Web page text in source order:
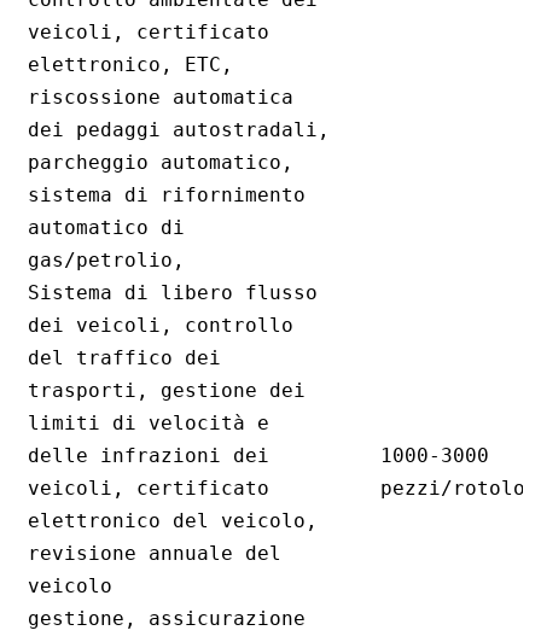
veicoli, certificato
elettronico, ETC,
riscossione automatica
dei pedaggi autostradali,
parcheggio automatico,
sistema di rifornimento
automatico di
gas/petrolio,
Sistema di libero flusso
dei veicoli, controllo
del traffico dei
trasporti, gestione dei
limiti di velocità e
delle infrazioni dei
veicoli, certificato
elettronico del veicolo,
revisione annuale del
veicolo
gestione, assicurazione
1000-3000
pezzi/rotolo